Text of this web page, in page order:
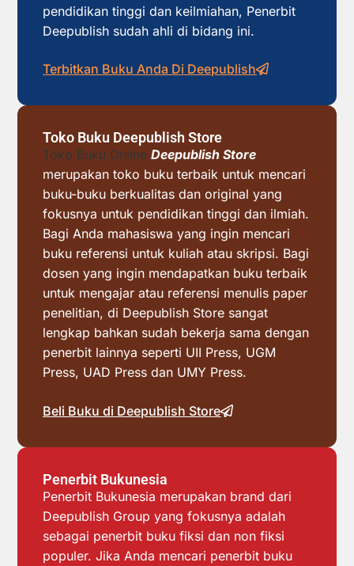
pendidikan tinggi dan keilmiahan, Penerbit
Deepublish sudah ahli di bidang ini.
Terbitkan Buku Anda Di Deepublish
Toko Buku Deepublish Store
Toko Buku Online Deepublish Store
merupakan toko buku terbaik untuk mencari
buku-buku berkualitas dan original yang
fokusnya untuk pendidikan tinggi dan ilmiah.
Bagi Anda mahasiswa yang ingin mencari
buku referensi untuk kuliah atau skripsi. Bagi
dosen yang ingin mendapatkan buku terbaik
untuk mengajar atau referensi menulis paper
penelitian, di Deepublish Store sangat
lengkap bahkan sudah bekerja sama dengan
penerbit lainnya seperti UII Press, UGM
Press, UAD Press dan UMY Press.
Beli Buku di Deepublish Store
Penerbit Bukunesia
Penerbit Bukunesia merupakan brand dari
Deepublish Group yang fokusnya adalah
sebagai penerbit buku fiksi dan non fiksi
populer. Jika Anda mencari penerbit buku